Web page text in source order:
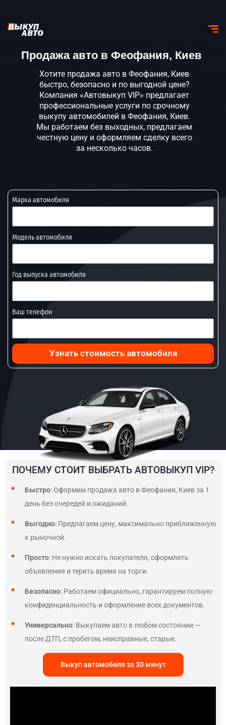
Продажа авто в Феофания, Киев
Хотите продажа авто в Феофания, Киев
быстро, безопасно и по выгодной цене?
Компания «Автовыкуп VIP» предлагает
профессиональные услуги по срочному
выкупу автомобилей в Феофания, Киев.
Мы работаем без выходных, предлагаем
честную цену и оформляем сделку всего
за несколько часов.
Марка автомобиля
Модель автомобиля
Год выпуска автомобиля
Ваш телефон
Узнать стоимость автомобиля
ПОЧЕМУ СТОИТ ВЫБРАТЬ АВТОВЫКУП VIP?
Быстро: Оформим продажа авто в Феофания, Киев за 1
день без очередей и ожиданий.
Выгодно: Предлагаем цену, максимально приближенную
к рыночной.
Просто: Не нужно искать покупателя, оформлять
объявления и терять время на торги.
Безопасно: Работаем официально, гарантируем полную
конфиденциальность и оформление всех документов.
Универсально: Выкупаем авто в любом состоянии —
после ДТП, с пробегом, неисправные, старые.
Выкуп автомобиля за 30 минут